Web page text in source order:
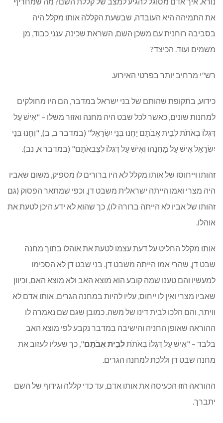
את התמיהה היא העובדה, שבשעת הקללה אותו מקלל היה
בסביבה רוחנית עם משכן השם, השראת שכינה, ענני כבוד, מן
משמים ועוד. הכיצד?
רש"י מרחיב יותר בפרטי האירוע.
כידוע, בתקופת שהותם של בני ישראל במדבר, הם היו מחולקים
למחנות שונים, כאשר לכל שבט היה מחנה ואזור משלו – "אִישׁ עַל
דִּגְלוֹ בְאֹתֹת לְבֵית אֲבֹתָם יַחֲנוּ בְּנֵי יִשְׂרָאֵל" (במדבר ב, ב), "וְחָנוּ בְּנֵי
יִשְׂרָאֵל אִישׁ עַל מַחֲנֵהוּ וְאִישׁ עַל דִּגְלוֹ לְצִבְאֹתָם" (במדבר א, נב).
זהותו וייחוסו של אותו מקלל לא היו ברורים לו מספיק, משום שאביו
היה מצרי ואמו הייתה ישראלית משבט דן, וכפי שמתאר הפסוק (גם
זהותו של אביו לא הייתה ברורה לו), כך שהוא לא ידע היכן לטעת את
אוהלו.
אותו מקלל החליט על דעת עצמו לטעת את אוהלו בתוך מחנה
שבט דן, שהרי אמו הייתה משבט דן. בני שבט דן לא הסכימו
למעשיו והם טענו שמה קובע הוא מוצא האב ולא מוצא האם, וכיוון
שאביו מצרי ואין לו ייחוס, עליו להיות במחנה הגרים. אותו אדם לא
וויתר, והם הלכו לבית דינו של משה. כמובן שגם שם נאמרה לו
ההוראה שאופן החניה והישיבה במדבר נקבע לפי מוצא האב
בלבד – "אִישׁ עַל דִּגְלוֹ בְאֹתֹתלְבֵית אֲבֹתָם", כך שעליו לעזוב את
מחנה שבט דן וללכת למחנה הגרים.
ההוראה הזו הכעיסה את אותו אדם, עד כדי קללה וגידוף של השם
יתברך.